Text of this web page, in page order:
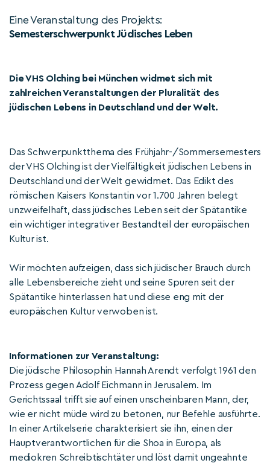
Eine Veranstaltung des Projekts:
Semesterschwerpunkt Jüdisches Leben
Die VHS Olching bei München widmet sich mit
zahlreichen Veranstaltungen der Pluralität des
jüdischen Lebens in Deutschland und der Welt.
Das Schwerpunktthema des Frühjahr-/Sommersemesters
der VHS Olching ist der Vielfältigkeit jüdischen Lebens in
Deutschland und der Welt gewidmet. Das Edikt des
römischen Kaisers Konstantin vor 1.700 Jahren belegt
unzweifelhaft, dass jüdisches Leben seit der Spätantike
ein wichtiger integrativer Bestandteil der europäischen
Kultur ist.
Wir möchten aufzeigen, dass sich jüdischer Brauch durch
alle Lebensbereiche zieht und seine Spuren seit der
Spätantike hinterlassen hat und diese eng mit der
europäischen Kultur verwoben ist.
Informationen zur Veranstaltung:
Die jüdische Philosophin Hannah Arendt verfolgt 1961 den
Prozess gegen Adolf Eichmann in Jerusalem. Im
Gerichtssaal trifft sie auf einen unscheinbaren Mann, der,
wie er nicht müde wird zu betonen, nur Befehle ausführte.
In einer Artikelserie charakterisiert sie ihn, einen der
Hauptverantwortlichen für die Shoa in Europa, als
mediokren Schreibtischtäter und löst damit ungeahnte